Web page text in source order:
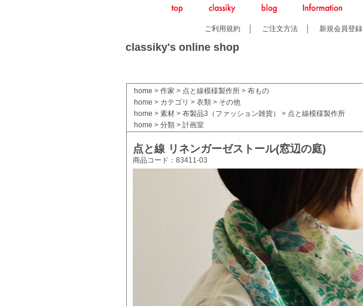
ご利用規約 ご注文方法 新規会員登録
classiky's online shop
home > 作家 > 点と線模様製作所> 布もの
home > カテゴリ > 衣類> その他
home > 素材> 布製品3（ファッション雑貨） > 点と線模様製作所
home > 分類> 計画室
点と線 リネンガーゼストール(窓辺の庭)
商品コード：83411-03